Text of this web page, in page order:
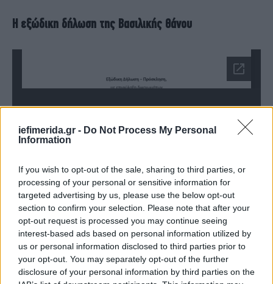
iefimerida.gr - Do Not Process My Personal
Information
If you wish to opt-out of the sale, sharing to third parties, or
processing of your personal or sensitive information for
targeted advertising by us, please use the below opt-out
section to confirm your selection. Please note that after your
opt-out request is processed you may continue seeing
interest-based ads based on personal information utilized by
us or personal information disclosed to third parties prior to
your opt-out. You may separately opt-out of the further
disclosure of your personal information by third parties on the
Η εξώδικη δήλωση της Βασιλικής Θάνου